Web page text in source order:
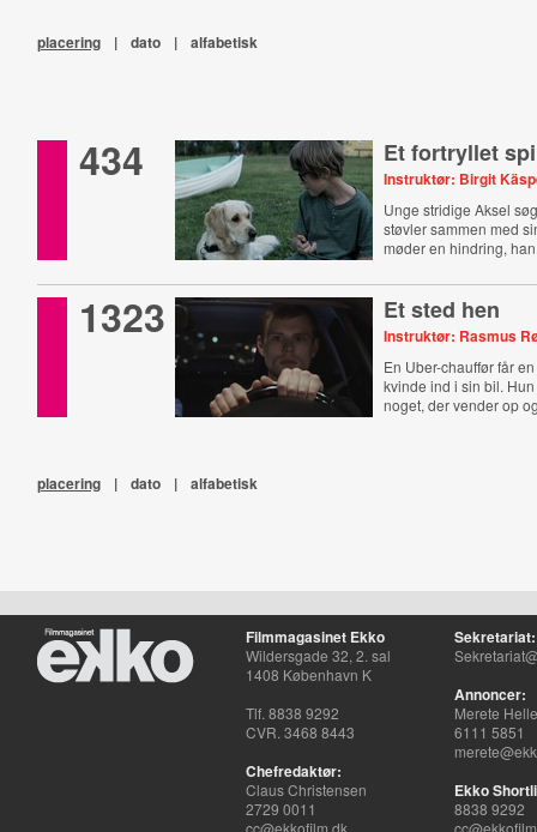
placering | dato | alfabetisk
434 Et fortryllet
Instruktør: Birgit
Unge stridige Aksel
støvler sammen med
møder en hindring,
1323 Et sted hen
Instruktør: Rasmus
En Uber-chauffør får
kvinde ind i sin bil.
noget, der vender op
placering | dato | alfabetisk
Filmmagasinet Ekko
Wildersgade 32, 2. sal
1408 København K
Tlf. 8838 9292
CVR. 3468 8443
Chefredaktør:
Claus Christensen
2729 0011
cc@ekkofilm.dk
Sekretariat:
Annoncer:
Merete
6111 5851
Ekko
8838 9292